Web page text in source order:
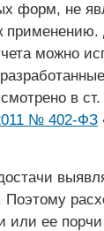
форм, не
применению.
можно
в ст.
№ 402-ФЗ
Поэтому
или ее